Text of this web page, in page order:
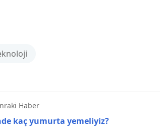
Haber
kaç yumurta yemeliyiz?